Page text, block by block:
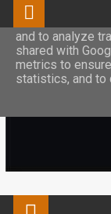
This site uses
and to analyze
shared with
metrics to
statistics, and to